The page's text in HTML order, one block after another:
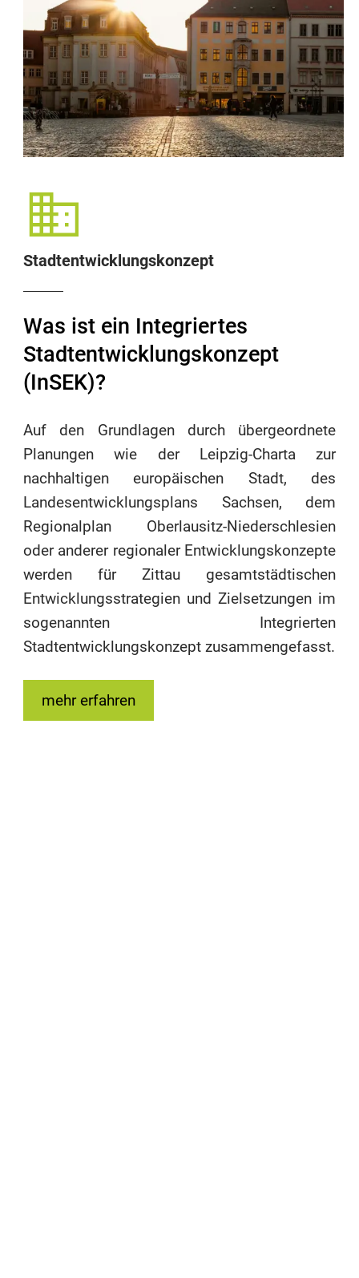
Stadtentwicklungskonzept
Was ist ein Integriertes
Stadtentwicklungskonzept
(InSEK)?
Auf den Grundlagen durch übergeordnete
Planungen wie der Leipzig-Charta zur
nachhaltigen europäischen Stadt, des
Landesentwicklungsplans Sachsen, dem
Regionalplan Oberlausitz-Niederschlesien
oder anderer regionaler Entwicklungskonzepte
werden für Zittau gesamtstädtischen
Entwicklungsstrategien und Zielsetzungen im
sogenannten Integrierten
Stadtentwicklungskonzept zusammengefasst.
mehr erfahren